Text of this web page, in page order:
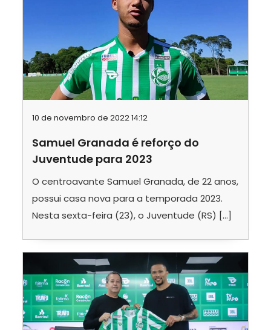
10 de novembro de 2022 14:12
Samuel Granada é reforço do
Juventude para 2023
O centroavante Samuel Granada, de 22 anos,
possui casa nova para a temporada 2023.
Nesta sexta-feira (23), o Juventude (RS) […]